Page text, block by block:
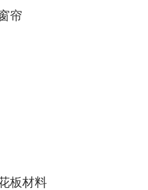
帘
板材料